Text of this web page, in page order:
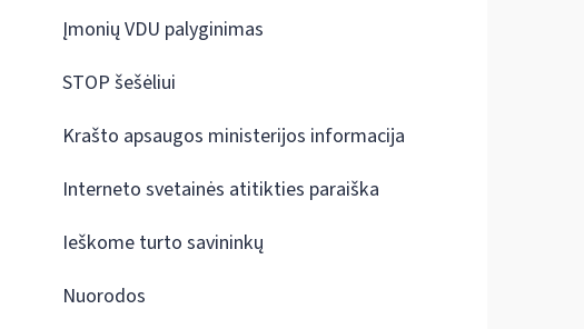
Įmonių VDU palyginimas
STOP šešėliui
Krašto apsaugos ministerijos informacija
Interneto svetainės atitikties paraiška
Ieškome turto savininkų
Nuorodos